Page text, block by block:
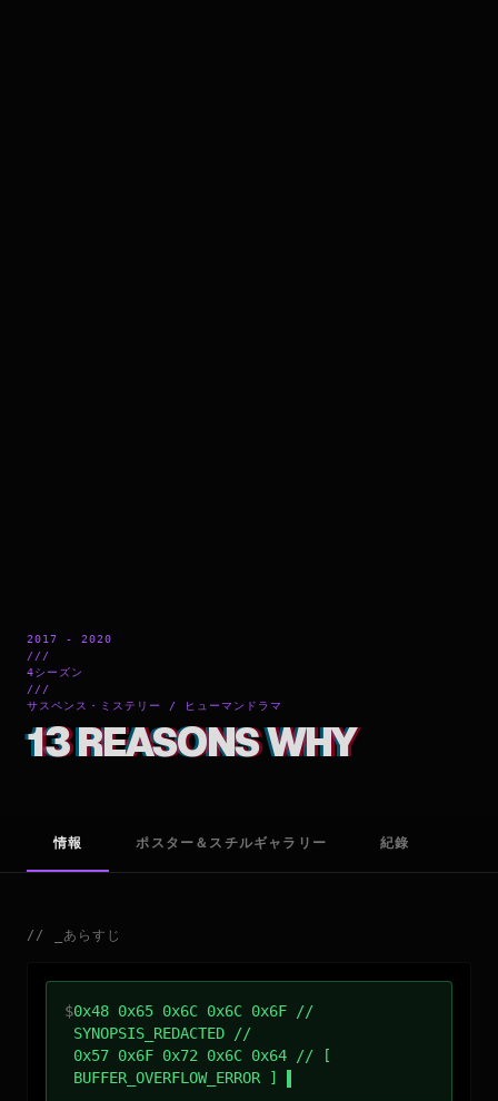
2017 - 2020
///
4シーズン
///
サスペンス・ミステリー / ヒューマンドラマ
13 REASONS WHY
情報 ポスター＆スチルギャラリー 紀錄
// あらすじ
$0x48 0x65 0x6C 0x6C 0x6F //
SYNOPSIS_REDACTED //
0x57 0x6F 0x72 0x6C 0x64 // [
BUFFER_OVERFLOW_ERROR ]